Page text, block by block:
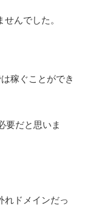
んでした。
稼ぐことができ
要だと思いま
れドメインだっ